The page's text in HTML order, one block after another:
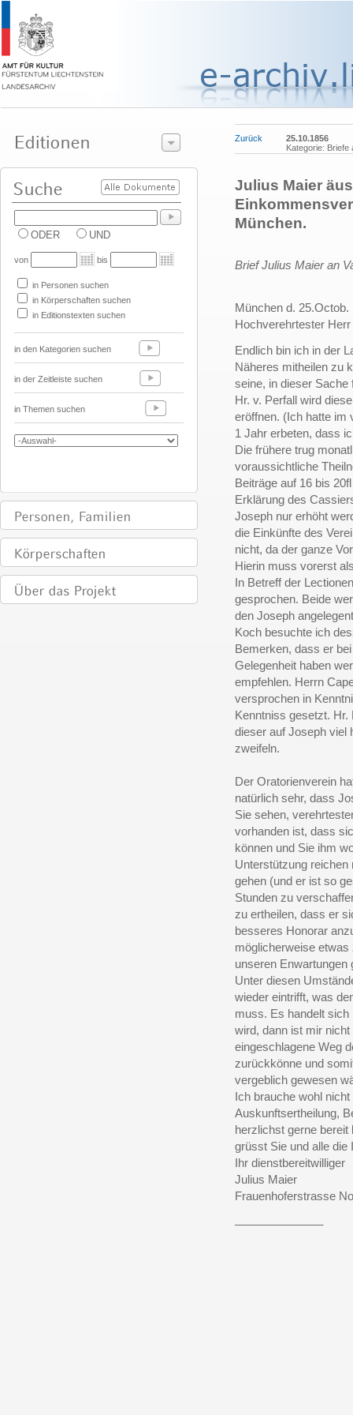
ODER UND
von bis
in Personen suchen
in Körperschaften suchen
in Editionstexten suchen
in den Kategorien suchen
in der Zeitleiste suchen
in Themen suchen
Zurück
25.10.1856
Kategorie:
Julius Maier
München.
Brief Julius Maier an
München d. 25.Octob.
Hochverehrtester
Endlich bin ich in der
Näheres mitheilen zu
seine, in dieser Sache
Hr. v. Perfall wird
eröffnen. (Ich hatte
1 Jahr erbeten, dass
Die frühere trug
voraussichtliche
Beiträge auf 16 bis
Erklärung des
Joseph nur erhöht
die Einkünfte des
nicht, da der ganze
Hierin muss vorerst
In Betreff der
gesprochen. Beide
den Joseph
Koch besuchte ich
Bemerken, dass er
Gelegenheit haben
empfehlen. Herrn
versprochen in
Kenntniss gesetzt.
dieser auf Joseph viel
zweifeln.
Der Oratorienverein
natürlich sehr, dass
Sie sehen,
vorhanden ist, dass
können und Sie ihm
Unterstützung
gehen (und er ist so
Stunden zu
zu ertheilen, dass er
besseres Honorar
möglicherweise
unseren Enwartungen
Unter diesen
wieder eintrifft, was
muss. Es handelt
wird, dann ist mir
eingeschlagene Weg
zurückkönne und
vergeblich gewesen
Ich brauche wohl
Auskunftsertheilung,
herzlichst gerne
grüsst Sie und alle die
Ihr dienstbereitwilliger
Julius Maier
Frauenhoferstrasse